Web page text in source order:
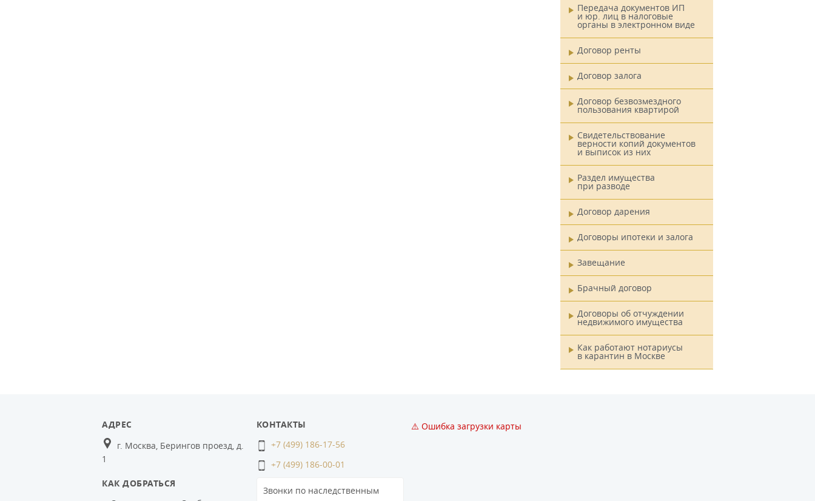
Передача документов ИП
и юр. лиц в налоговые
органы в электронном виде
Договор ренты
Договор залога
Договор безвозмездного
пользования квартирой
Свидетельствование
верности копий документов
и выписок из них
Раздел имущества
при разводе
Договор дарения
Договоры ипотеки и залога
Завещание
Брачный договор
Договоры об отчуждении
недвижимого имущества
Как работают нотариусы
в карантин в Москве
АДРЕС
г. Москва, Берингов проезд, д.
1
КАК ДОБРАТЬСЯ
КОНТАКТЫ
+7 (499) 186-17-56
+7 (499) 186-00-01
Звонки по наследственным
⚠️ Ошибка загрузки карты